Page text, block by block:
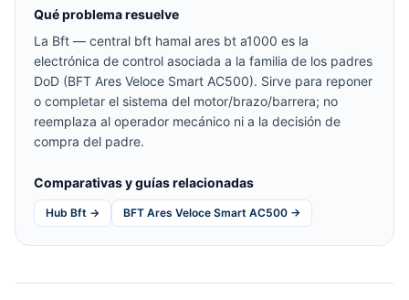
Qué problema resuelve
La Bft — central bft hamal ares bt a1000 es la
electrónica de control asociada a la familia de los padres
DoD (BFT Ares Veloce Smart AC500). Sirve para reponer
o completar el sistema del motor/brazo/barrera; no
reemplaza al operador mecánico ni a la decisión de
compra del padre.
Comparativas y guías relacionadas
Hub Bft → BFT Ares Veloce Smart AC500 →